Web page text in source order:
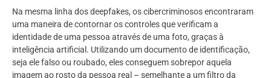
Na mesma linha dos deepfakes, os cibercriminosos encontraram
uma maneira de contornar os controles que verificam a
identidade de uma pessoa através de uma foto, graças à
inteligência artificial. Utilizando um documento de identificação,
seja ele falso ou roubado, eles conseguem sobrepor aquela
imagem ao rosto da pessoa real – semelhante a um filtro da